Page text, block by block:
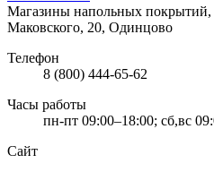
Магазины напольных покрытий,
Маковского, 20, Одинцово
Телефон
8 (800) 444-65-62
Часы работы
пн-пт 09:00–18:00; сб,вс
Сайт